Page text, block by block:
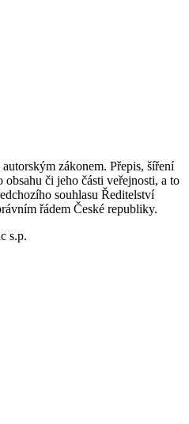
zákonem. Přepis, šíření
či jeho části veřejnosti, a to
souhlasu Ředitelství
řádem České republiky.
s.p.